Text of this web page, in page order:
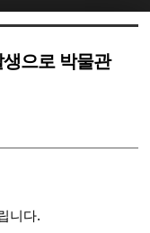
으로 박물관
니다.
5
5